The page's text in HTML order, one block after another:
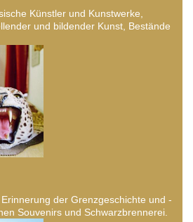
Künstler und Kunstwerke,
und bildender Kunst, Bestände
der Grenzgeschichte und -
Souvenirs und Schwarzbrennerei.